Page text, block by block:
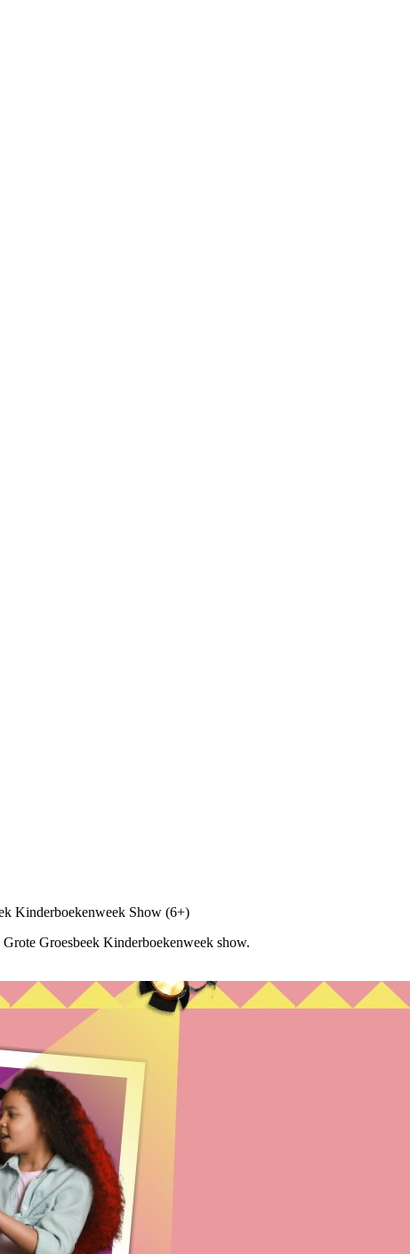
Kinderboekenweek Show (6+)
Groesbeek Kinderboekenweek show.